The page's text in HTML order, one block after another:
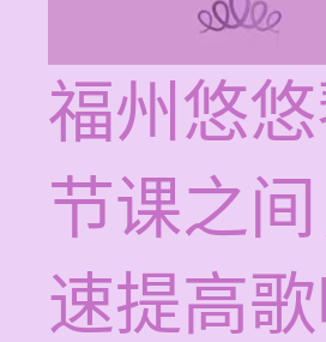
福州悠
节课之
速提高